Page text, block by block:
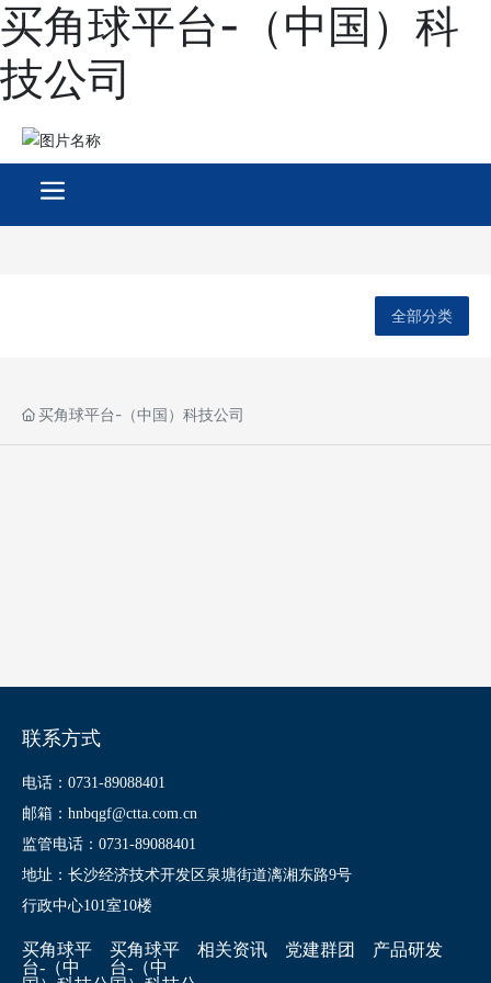
买角球平台-（中国）科
技公司
全部分类
买角球平台-（中国）科技公司
联系方式
电话：0731-89088401
邮箱：hnbqgf@ctta.com.cn
监管电话：0731-89088401
地址：长沙经济技术开发区泉塘街道漓湘东路9号
行政中心101室10楼
买角球平
台-（中
买角球平
台-（中
相关资讯 党建群团 产品研发